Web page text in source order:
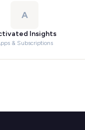
A
Insights
& Subscriptions